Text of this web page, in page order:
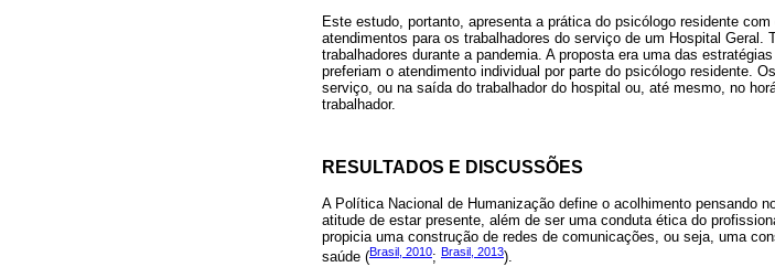
Este estudo, portanto, apresenta a prática do psicólogo residente
atendimentos para os trabalhadores do serviço de um Hospital
trabalhadores durante a pandemia. A proposta era uma das
preferiam o atendimento individual por parte do psicólogo residente.
serviço, ou na saída do trabalhador do hospital ou, até mesmo, no
trabalhador.
RESULTADOS E DISCUSSÕES
A Política Nacional de Humanização define o acolhimento pensando
atitude de estar presente, além de ser uma conduta ética do
propicia uma construção de redes de comunicações, ou seja, uma
saúde (Brasil, 2010; Brasil, 2013).